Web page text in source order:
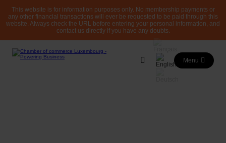
This website is for information purposes only. No membership payments or
any other financial transactions will ever be requested to be paid through this
website. Always check the URL before entering your personal information, and
contact us directly if you have any doubts.
Menu